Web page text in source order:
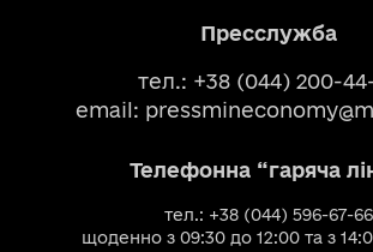
Пресслужба
тел.: +38 (044) 200-
email:
Телефонна “гаряча
тел.: +38 (044) 596-67-66
щоденно з 09:30 до 12:00 та з